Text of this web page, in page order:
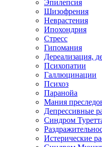
Эпилепсия
Шизофрения
Неврастения
Ипохондрия
Стресс
Гипомания
Дереализация,
Психопатии
Галлюцинации
Психоз
Паранойа
Мания
Депрессивные
Синдром
Истерические